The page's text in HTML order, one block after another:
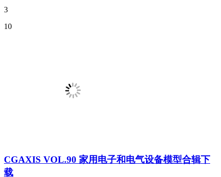
3
10
CGAXIS VOL.90 家用电子和电气设备模型合辑下
载